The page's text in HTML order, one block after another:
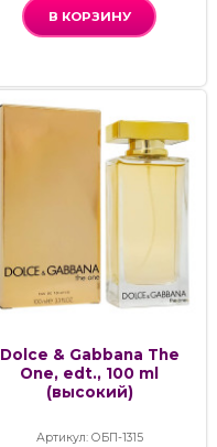
В КОРЗИНУ
Dolce & Gabbana The
One, edt., 100 ml
(высокий)
Артикул: ОБП-1315